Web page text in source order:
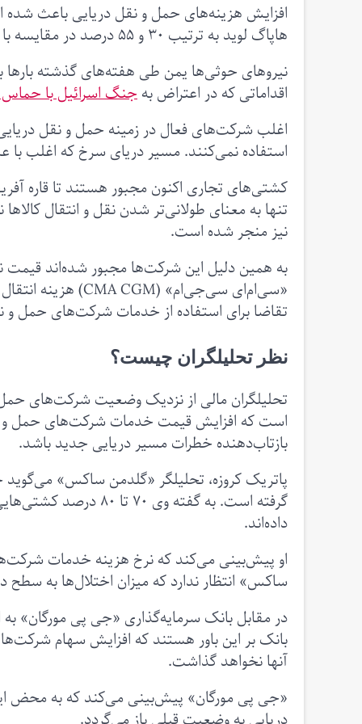
افزایش هزینه‌های حمل و نقل دریایی باعث شده
هاپاگ لوید به ترتیب ۳۰ و ۵۵ درصد در مقایسه با اواسط ماه دسامبر افزایش پیدا کرده است.
نیروهای حوثی‌ها یمن طی هفته‌های گذشته
اقداماتی که در اعتراض بهجنگ اسرائیل با
اغلب شرکت‌های فعال در زمینه حمل و نقل
استفاده نمی‌کنند. مسیر دریای سرخ که اغلب با
کشتی‌های تجاری اکنون مجبور هستند تا قاره
تنها به معنای طولانی‌تر شدن نقل و انتقال
نیز منجر شده است.
به همین دلیل این شرکت‌ها مجبور شده‌اند قیمت
تقاضا برای استفاده از خدمات شرکت‌های حمل و
نظر تحلیلگران چیست؟
تحلیلگران مالی از نزدیک وضعیت شرکت‌های حمل
است که افزایش قیمت خدمات شرکت‌های حمل و نقل
بازتاب‌دهنده خطرات مسیر دریایی جدید باشد.
گرفته است. به گفته
داده‌اند.
او پیش‌بینی می‌کند که نرخ هزینه خدمات
ساکس» انتظار ندارد که میزان اختلال‌ها به سطح
در مقابل بانک سرمایه‌گذاری «جی پی مورگان»
بانک بر این باور هستند که افزایش سهام
آنها نخواهد گذاشت.
«جی پی مورگان» پیش‌بینی می‌کند که به محض